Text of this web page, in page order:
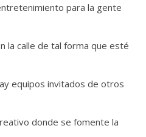
para la gente
la calle de tal forma que esté
equipos invitados de otros
donde se fomente la